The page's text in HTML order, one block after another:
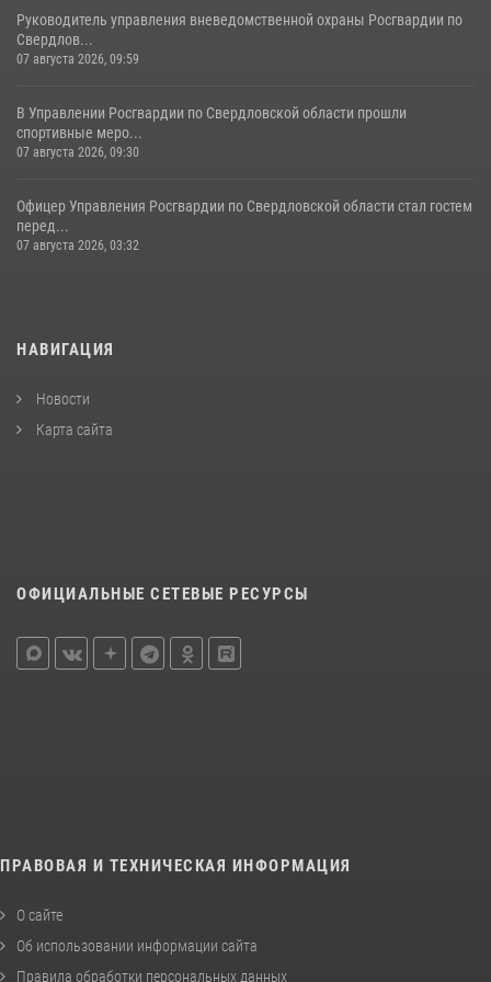
Руководитель управления вневедомственной охраны Росгвардии по
Свердлов...
07 августа 2026, 09:59
В Управлении Росгвардии по Свердловской области прошли
спортивные меро...
07 августа 2026, 09:30
Офицер Управления Росгвардии по Свердловской области стал гостем
перед...
07 августа 2026, 03:32
НАВИГАЦИЯ
Новости
Карта сайта
ОФИЦИАЛЬНЫЕ СЕТЕВЫЕ РЕСУРСЫ
ПРАВОВАЯ И ТЕХНИЧЕСКАЯ ИНФОРМАЦИЯ
О сайте
Об использовании информации сайта
Правила обработки персональных данных